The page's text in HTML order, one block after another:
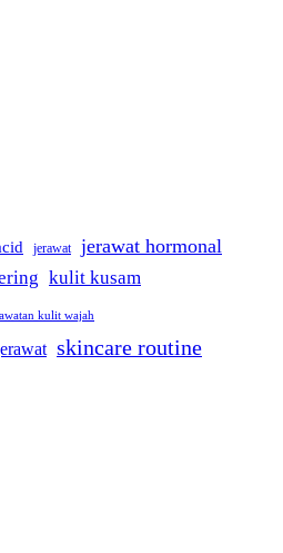
jerawat jerawat hormonal
kulit kusam
kulit wajah
skincare routine